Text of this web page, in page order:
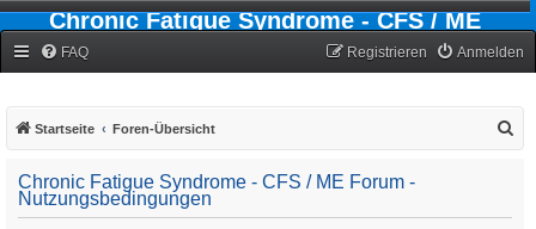
Chronic Fatigue Syndrome - CFS / ME
FAQ Anmelden
Registrieren
Startseite Foren-Übersicht
Chronic Fatigue Syndrome - CFS / ME Forum -
Nutzungsbedingungen